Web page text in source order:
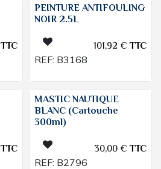
TTC
PEINTURE ANTIFOULING
NOIR 2.5L
101,92 €TTC
REF: B3168
TTC
MASTIC NAUTIQUE
BLANC (Cartouche
300ml)
30,00€TTC
REF: B2796